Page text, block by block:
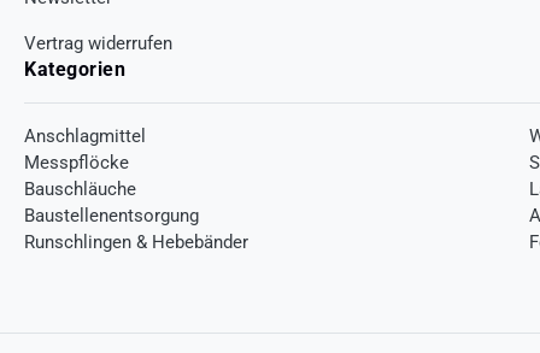
Vertrag widerrufen
Kategorien
Anschlagmittel
Messpflöcke
Bauschläuche
Baustellenentsorgung
Runschlingen & Hebebänder